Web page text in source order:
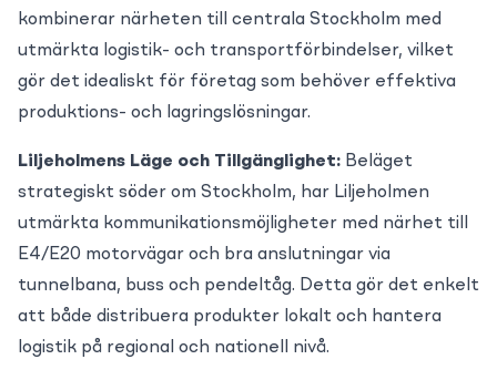
kombinerar närheten till centrala Stockholm med
utmärkta logistik- och transportförbindelser, vilket
gör det idealiskt för företag som behöver effektiva
produktions- och lagringslösningar.
Liljeholmens Läge och Tillgänglighet: Beläget
strategiskt söder om Stockholm, har Liljeholmen
utmärkta kommunikationsmöjligheter med närhet till
E4/E20 motorvägar och bra anslutningar via
tunnelbana, buss och pendeltåg. Detta gör det enkelt
att både distribuera produkter lokalt och hantera
logistik på regional och nationell nivå.